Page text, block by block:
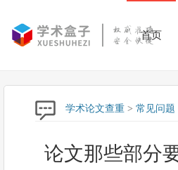
首页
学术论文查重 > 常见问题
论文那些部分